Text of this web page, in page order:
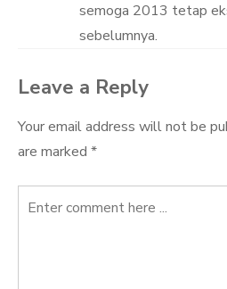
semoga 2013 tetap
sebelumnya.
Leave a Reply
Your email address will not be
are marked *